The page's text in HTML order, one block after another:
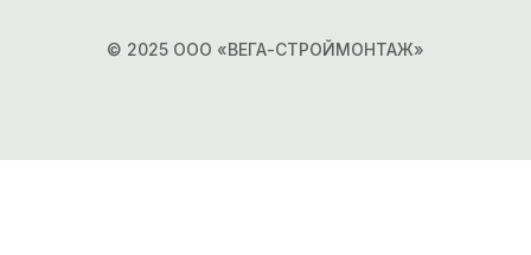
© 2025 ООО «ВЕГА-СТРОЙМОНТАЖ»